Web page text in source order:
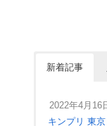
新着記事
2022年4月16
キンプリ 東